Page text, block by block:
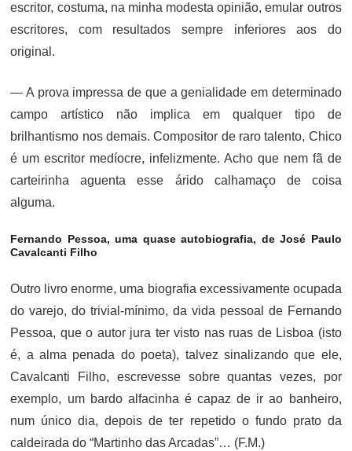
escritor, costuma, na minha modesta opinião, emular outros
escritores, com resultados sempre inferiores aos do
original.
— A prova impressa de que a genialidade em determinado
campo artístico não implica em qualquer tipo de
brilhantismo nos demais. Compositor de raro talento, Chico
é um escritor medíocre, infelizmente. Acho que nem fã de
carteirinha aguenta esse árido calhamaço de coisa
alguma.
Fernando Pessoa, uma quase autobiografia, de José Paulo
Cavalcanti Filho
Outro livro enorme, uma biografia excessivamente ocupada
do varejo, do trivial-mínimo, da vida pessoal de Fernando
Pessoa, que o autor jura ter visto nas ruas de Lisboa (isto
é, a alma penada do poeta), talvez sinalizando que ele,
Cavalcanti Filho, escrevesse sobre quantas vezes, por
exemplo, um bardo alfacinha é capaz de ir ao banheiro,
num único dia, depois de ter repetido o fundo prato da
caldeirada do “Martinho das Arcadas”… (F.M.)